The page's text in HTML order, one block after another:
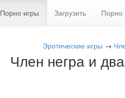
Порно игры Загрузить Порно
Эротические игры →
Член негра и